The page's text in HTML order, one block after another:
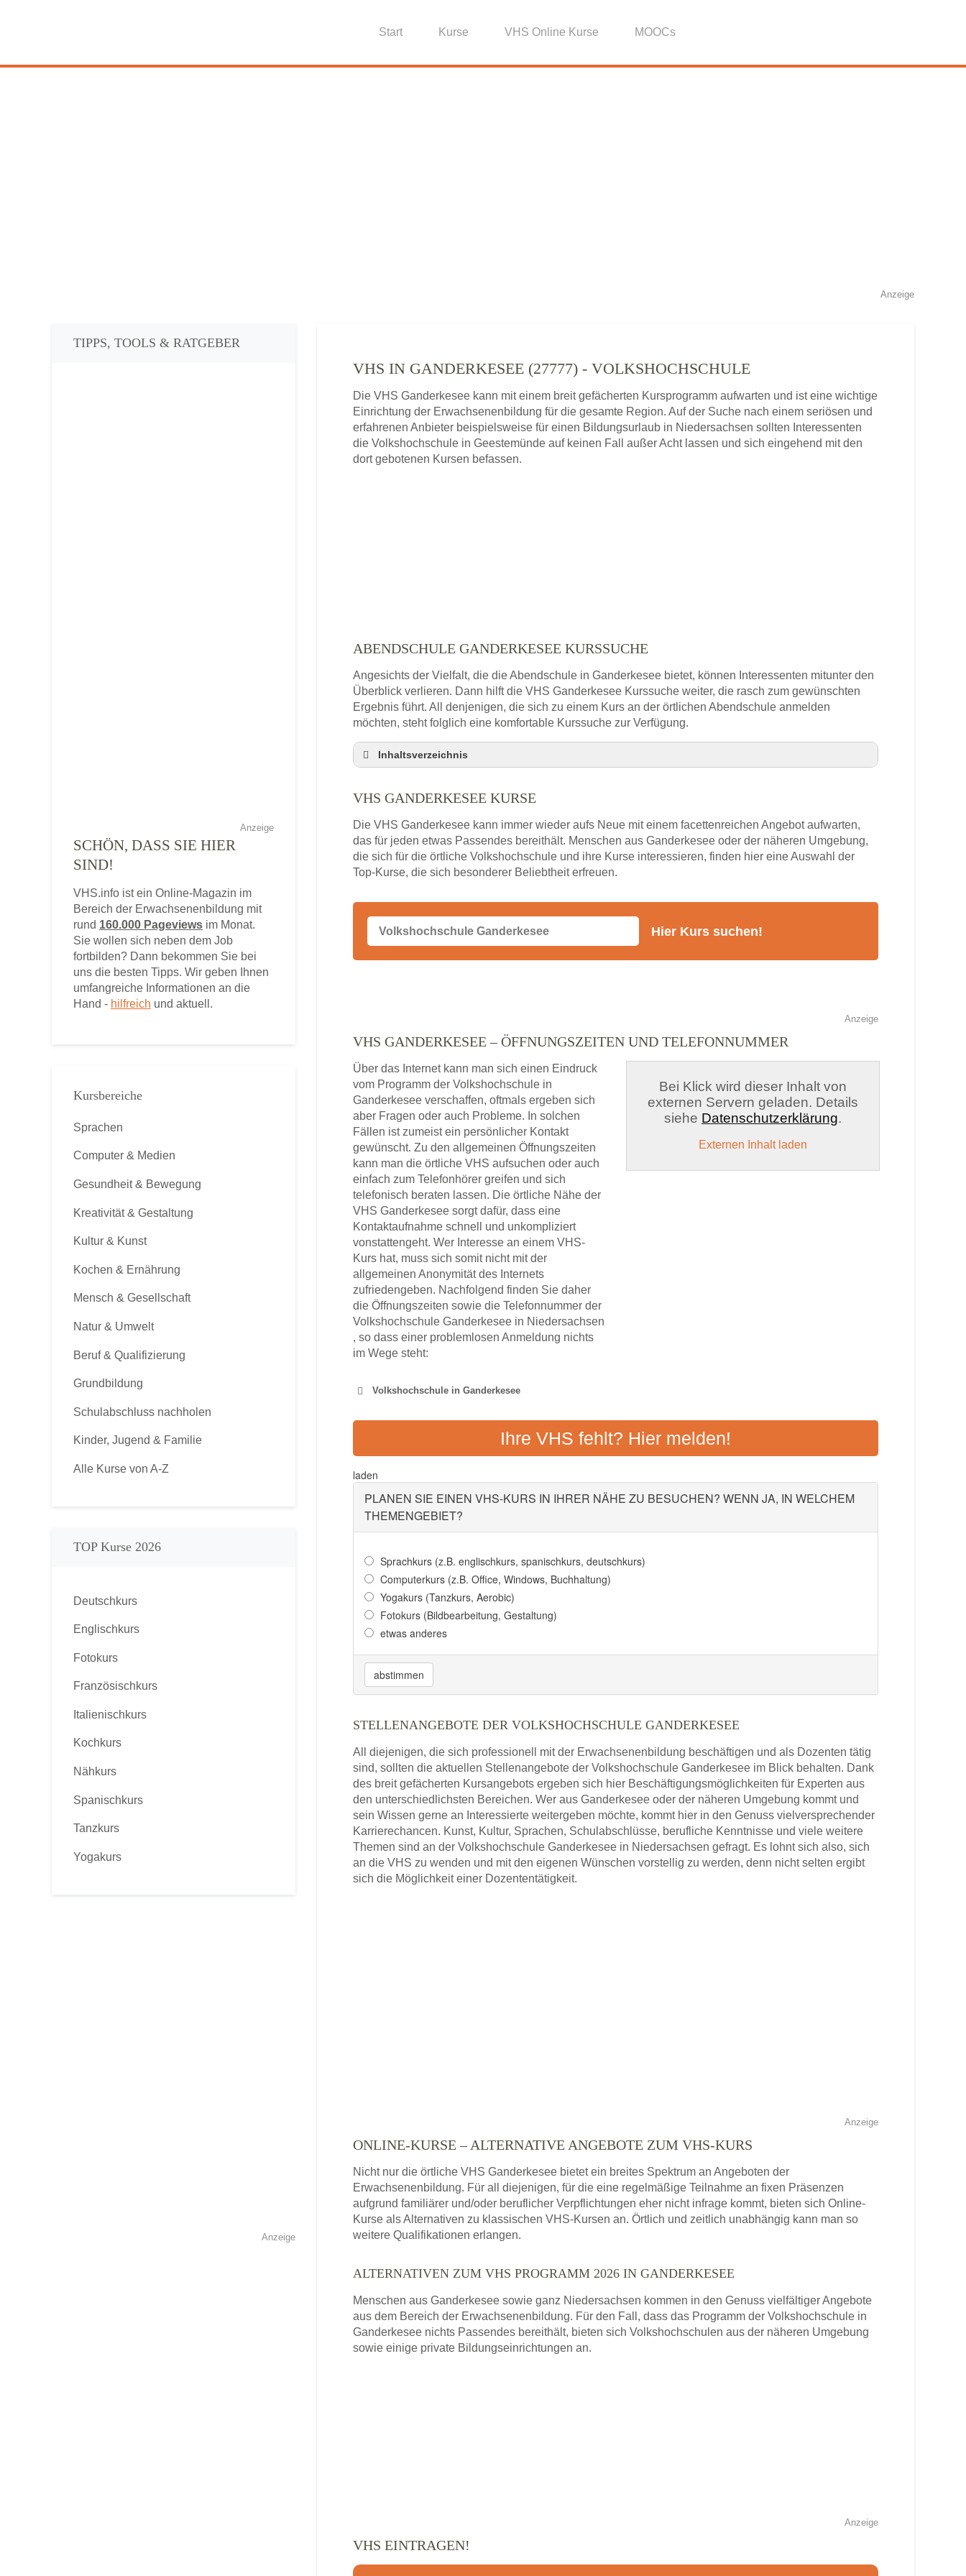
Start Kurse VHS Online Kurse MOOCs
Anzeige
VHS IN GANDERKESEE (27777) - VOLKSHOCHSCHULE
Die VHS Ganderkesee kann mit einem breit gefächerten Kursprogramm aufwarten und ist eine wichtige
Einrichtung der Erwachsenenbildung für die gesamte Region. Auf der Suche nach einem seriösen und
erfahrenen Anbieter beispielsweise für einen Bildungsurlaub in Niedersachsen sollten Interessenten
die Volkshochschule in Geestemünde auf keinen Fall außer Acht lassen und sich eingehend mit den
dort gebotenen Kursen befassen.
ABENDSCHULE GANDERKESEE KURSSUCHE
Angesichts der Vielfalt, die die Abendschule in Ganderkesee bietet, können Interessenten mitunter den
Überblick verlieren. Dann hilft die VHS Ganderkesee Kurssuche weiter, die rasch zum gewünschten
Ergebnis führt. All denjenigen, die sich zu einem Kurs an der örtlichen Abendschule anmelden
möchten, steht folglich eine komfortable Kurssuche zur Verfügung.
Inhaltsverzeichnis
VHS Ganderkesee Kurse
Stellenangebote der Volkshochschule Ganderkesee
Online-Kurse – Alternative Angebote zum VHS-Kurs
Alternativen zum VHS Programm 2026 in Ganderkesee
VHS GANDERKESEE KURSE
Die VHS Ganderkesee kann immer wieder aufs Neue mit einem facettenreichen Angebot aufwarten,
das für jeden etwas Passendes bereithält. Menschen aus Ganderkesee oder der näheren Umgebung,
die sich für die örtliche Volkshochschule und ihre Kurse interessieren, finden hier eine Auswahl der
Top-Kurse, die sich besonderer Beliebtheit erfreuen.
Anzeige
VHS GANDERKESEE – ÖFFNUNGSZEITEN UND TELEFONNUMMER
Über das Internet kann man sich einen Eindruck
vom Programm der Volkshochschule in
Ganderkesee verschaffen, oftmals ergeben sich
aber Fragen oder auch Probleme. In solchen
Fällen ist zumeist ein persönlicher Kontakt
gewünscht. Zu den allgemeinen Öffnungszeiten
kann man die örtliche VHS aufsuchen oder auch
einfach zum Telefonhörer greifen und sich
telefonisch beraten lassen. Die örtliche Nähe der
VHS Ganderkesee sorgt dafür, dass eine
Kontaktaufnahme schnell und unkompliziert
vonstattengeht. Wer Interesse an einem VHS-
Kurs hat, muss sich somit nicht mit der
allgemeinen Anonymität des Internets
zufriedengeben. Nachfolgend finden Sie daher
die Öffnungszeiten sowie die Telefonnummer der
Volkshochschule Ganderkesee in Niedersachsen
, so dass einer problemlosen Anmeldung nichts
im Wege steht:
Bei Klick wird dieser Inhalt von
externen Servern geladen. Details
siehe Datenschutzerklärung.
Externen Inhalt laden
Volkshochschule in Ganderkesee
REGIOVHS GANDERKESEE-HUDE
Adresse: Rathausstr. 24, 27777 Ganderkesee
Ihre VHS fehlt? Hier melden!
laden
PLANEN SIE EINEN VHS-KURS IN IHRER NÄHE ZU BESUCHEN? WENN JA, IN WELCHEM
THEMENGEBIET?
Sprachkurs (z.B. englischkurs, spanischkurs, deutschkurs)
Computerkurs (z.B. Office, Windows, Buchhaltung)
Yogakurs (Tanzkurs, Aerobic)
Fotokurs (Bildbearbeitung, Gestaltung)
etwas anderes
abstimmen
STELLENANGEBOTE DER VOLKSHOCHSCHULE GANDERKESEE
All diejenigen, die sich professionell mit der Erwachsenenbildung beschäftigen und als Dozenten tätig
sind, sollten die aktuellen Stellenangebote der Volkshochschule Ganderkesee im Blick behalten. Dank
des breit gefächerten Kursangebots ergeben sich hier Beschäftigungsmöglichkeiten für Experten aus
den unterschiedlichsten Bereichen. Wer aus Ganderkesee oder der näheren Umgebung kommt und
sein Wissen gerne an Interessierte weitergeben möchte, kommt hier in den Genuss vielversprechender
Karrierechancen. Kunst, Kultur, Sprachen, Schulabschlüsse, berufliche Kenntnisse und viele weitere
Themen sind an der Volkshochschule Ganderkesee in Niedersachsen gefragt. Es lohnt sich also, sich
an die VHS zu wenden und mit den eigenen Wünschen vorstellig zu werden, denn nicht selten ergibt
sich die Möglichkeit einer Dozententätigkeit.
Anzeige
ONLINE-KURSE – ALTERNATIVE ANGEBOTE ZUM VHS-KURS
Nicht nur die örtliche VHS Ganderkesee bietet ein breites Spektrum an Angeboten der
Erwachsenenbildung. Für all diejenigen, für die eine regelmäßige Teilnahme an fixen Präsenzen
aufgrund familiärer und/oder beruflicher Verpflichtungen eher nicht infrage kommt, bieten sich Online-
Kurse als Alternativen zu klassischen VHS-Kursen an. Örtlich und zeitlich unabhängig kann man so
weitere Qualifikationen erlangen.
ALTERNATIVEN ZUM VHS PROGRAMM 2026 IN GANDERKESEE
Menschen aus Ganderkesee sowie ganz Niedersachsen kommen in den Genuss vielfältiger Angebote
aus dem Bereich der Erwachsenenbildung. Für den Fall, dass das Programm der Volkshochschule in
Ganderkesee nichts Passendes bereithält, bieten sich Volkshochschulen aus der näheren Umgebung
sowie einige private Bildungseinrichtungen an.
Anzeige
VHS EINTRAGEN!
TIPPS, TOOLS & RATGEBER
Anzeige
SCHÖN, DASS SIE HIER
SIND!
VHS.info ist ein Online-Magazin im
Bereich der Erwachsenenbildung mit
rund 160.000 Pageviews im Monat.
Sie wollen sich neben dem Job
fortbilden? Dann bekommen Sie bei
uns die besten Tipps. Wir geben Ihnen
umfangreiche Informationen an die
Hand - hilfreich und aktuell.
Kursbereiche
Sprachen
Computer & Medien
Gesundheit & Bewegung
Kreativität & Gestaltung
Kultur & Kunst
Kochen & Ernährung
Mensch & Gesellschaft
Natur & Umwelt
Beruf & Qualifizierung
Grundbildung
Schulabschluss nachholen
Kinder, Jugend & Familie
Alle Kurse von A-Z
TOP Kurse 2026
Deutschkurs
Englischkurs
Fotokurs
Französischkurs
Italienischkurs
Kochkurs
Nähkurs
Spanischkurs
Tanzkurs
Yogakurs
Anzeige